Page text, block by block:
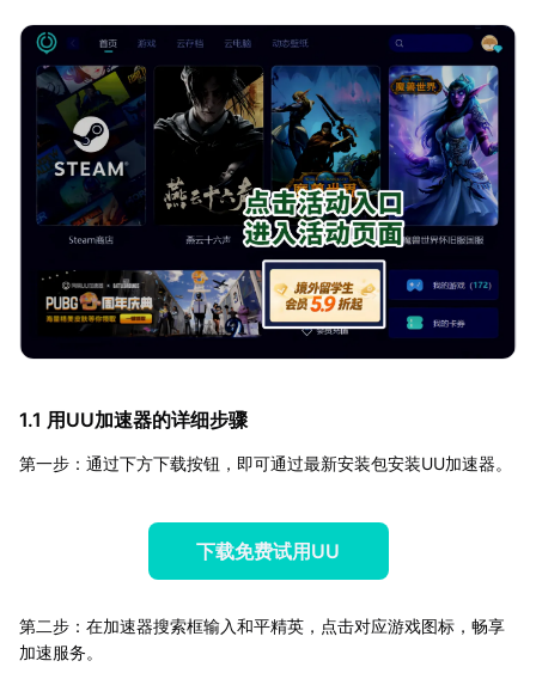
1.1 用UU加速器的详细步骤
第一步：通过下方下载按钮，即可通过最新安装包安装UU加速器。
下载免费试用UU
第二步：在加速器搜索框输入和平精英，点击对应游戏图标，畅享
加速服务。